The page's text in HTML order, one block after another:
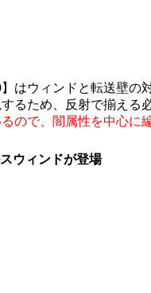
はウィンドと転送壁の
るため、反射で揃える
ので、闇属性を中心に
ウィンドが登場